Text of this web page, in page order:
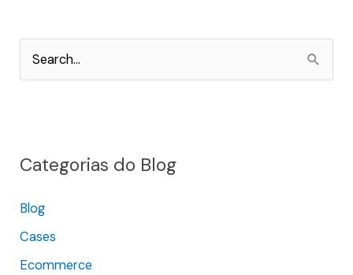
u
s
a
r
Categorias do Blog
Blog
Cases
Ecommerce